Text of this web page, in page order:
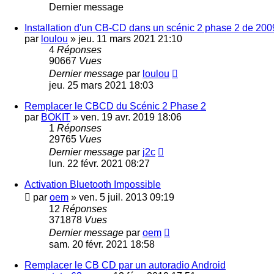
Dernier message
Installation d'un CB-CD dans un scénic 2 phase 2 de
par loulou » jeu. 11 mars 2021 21:10
4 Réponses
90667 Vues
Dernier message par loulou
jeu. 25 mars 2021 18:03
Remplacer le CBCD du Scénic 2 Phase 2
par BOKIT » ven. 19 avr. 2019 18:06
1 Réponses
29765 Vues
Dernier message par j2c
lun. 22 févr. 2021 08:27
Activation Bluetooth Impossible
par oem » ven. 5 juil. 2013 09:19
12 Réponses
371878 Vues
Dernier message par oem
sam. 20 févr. 2021 18:58
Remplacer le CB CD par un autoradio Android